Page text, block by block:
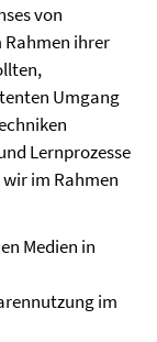
von
ihrer
Umgang
Lernprozesse
im Rahmen
Medien in
im